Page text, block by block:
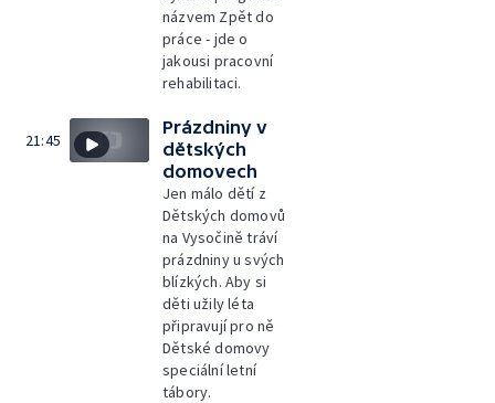
názvem Zpět do
práce - jde o
jakousi pracovní
rehabilitaci.
21:45
Prázdniny v
dětských
domovech
Jen málo dětí z
Dětských domovů
na Vysočině tráví
prázdniny u svých
blízkých. Aby si
děti užily léta
připravují pro ně
Dětské domovy
speciální letní
tábory.